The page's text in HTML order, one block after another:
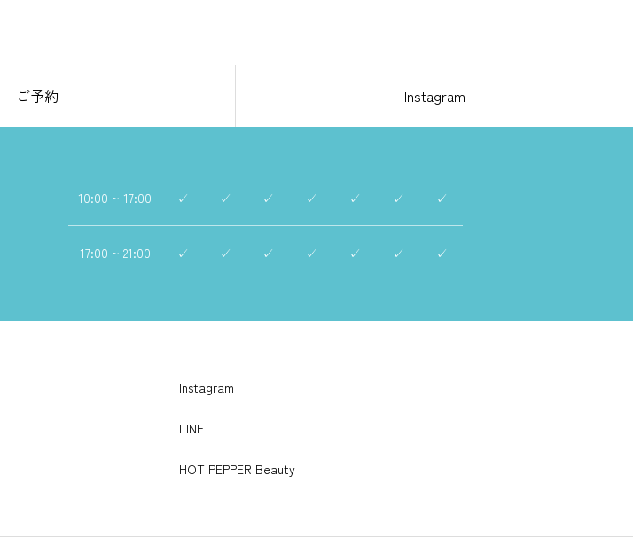
ご予約 Instagram
10:00 ~ 17:00 ✓ ✓ ✓ ✓ ✓ ✓ ✓
17:00 ~ 21:00 ✓ ✓ ✓ ✓ ✓ ✓ ✓
Instagram
LINE
HOT PEPPER Beauty